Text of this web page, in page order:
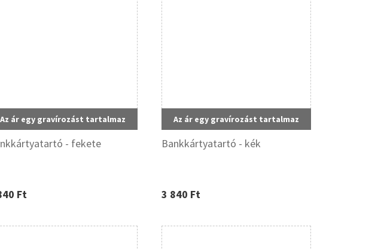
Az ár egy gravírozást tartalmaz
- fekete
Ft
Az ár egy gravírozást tartalmaz
Bankkártyatartó - kék
3 840 Ft